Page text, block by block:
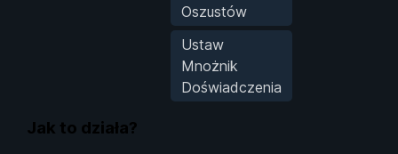
Oszustów
Ustaw
Mnożnik
Doświadczenia
Jak to działa?